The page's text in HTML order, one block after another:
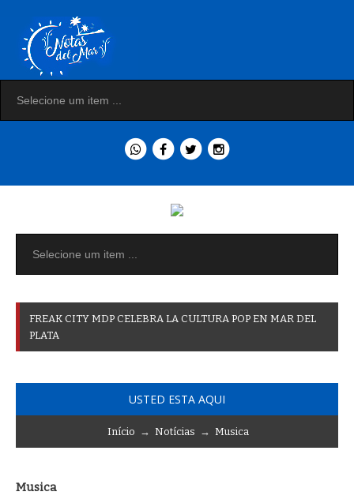
FREAK CITY MDP CELEBRA LA CULTURA POP EN MAR DEL
PLATA
USTED ESTA AQUI
Início → Notícias → Musica
Musica